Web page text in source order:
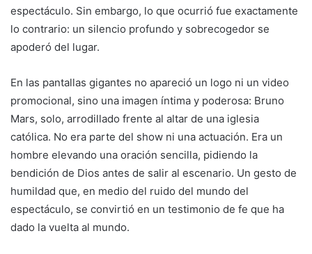
espectáculo. Sin embargo, lo que ocurrió fue exactamente
lo contrario: un silencio profundo y sobrecogedor se
apoderó del lugar.
En las pantallas gigantes no apareció un logo ni un video
promocional, sino una imagen íntima y poderosa: Bruno
Mars, solo, arrodillado frente al altar de una iglesia
católica. No era parte del show ni una actuación. Era un
hombre elevando una oración sencilla, pidiendo la
bendición de Dios antes de salir al escenario. Un gesto de
humildad que, en medio del ruido del mundo del
espectáculo, se convirtió en un testimonio de fe que ha
dado la vuelta al mundo.